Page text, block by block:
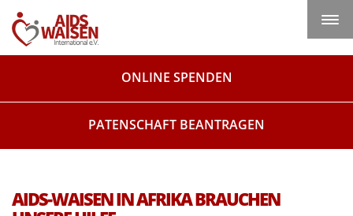
ein-/
ONLINE SPENDEN
PATENSCHAFT BEANTRAGEN
AIDS-WAISEN IN AFRIKA BRAUCHEN